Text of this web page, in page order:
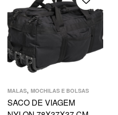
MALAS, MOCHILAS E BOLSAS
SACO DE VIAGEM